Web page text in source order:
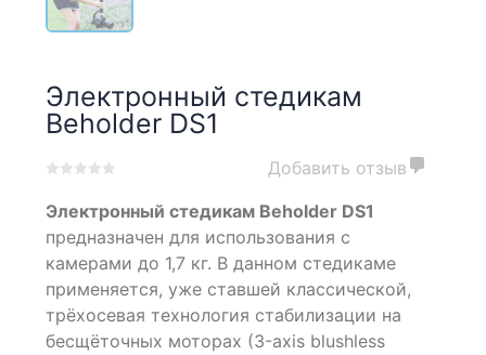
Электронный стедикам
Beholder DS1
out
based
on
customer
ratings
Добавить отзыв
Электронный стедикам Beholder DS1
предназначен для использования с
камерами до 1,7 кг. В данном стедикаме
применяется, уже ставшей классической,
трёхосевая технология стабилизации на
бесщёточных моторах (3-axis blushless